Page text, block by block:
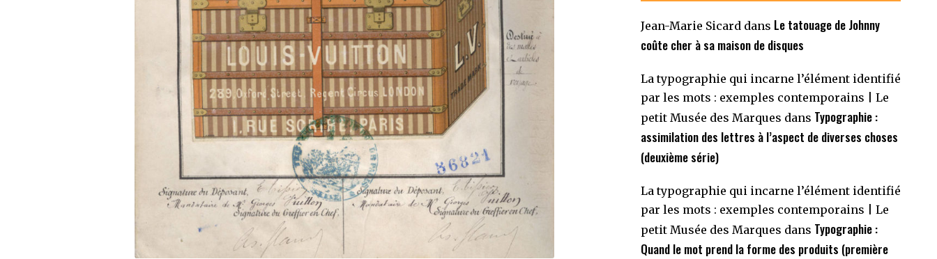
Jean-Marie Sicard dans Le tatouage de Johnny
coûte cher à sa maison de disques
La typographie qui incarne l’élément identifié
par les mots : exemples contemporains | Le
petit Musée des Marques dans Typographie :
assimilation des lettres à l’aspect de diverses choses
(deuxième série)
La typographie qui incarne l’élément identifié
par les mots : exemples contemporains | Le
petit Musée des Marques dans Typographie :
Quand le mot prend la forme des produits (première